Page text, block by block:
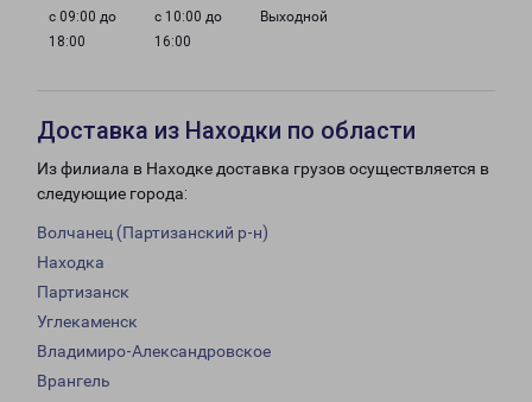
с 09:00 до
18:00
с 10:00 до
16:00
Выходной
Доставка из Находки по области
Из филиала в Находке доставка грузов осуществляется в
следующие города:
Волчанец (Партизанский р-н)
Находка
Партизанск
Углекаменск
Владимиро-Александровское
Врангель